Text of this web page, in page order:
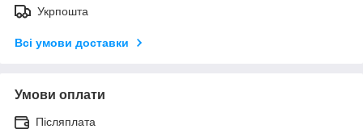
Укрпошта
Всі умови доставки
Умови оплати
Післяплата